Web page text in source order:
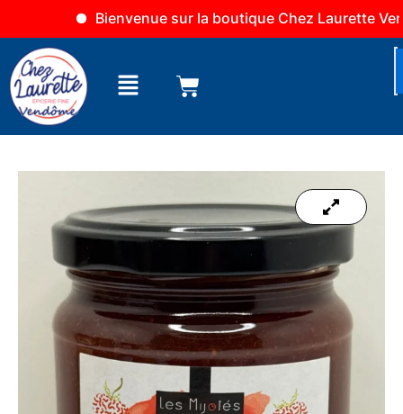
Bienvenue sur la boutique Chez Laurette Vendôme
contenu
Menu